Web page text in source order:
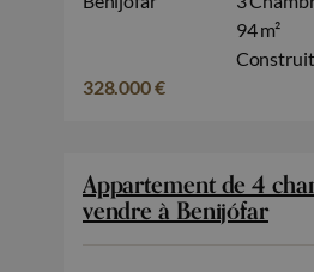
94 m²
Construit
328.000 €
Appartement de 4
vendre à Benijófar